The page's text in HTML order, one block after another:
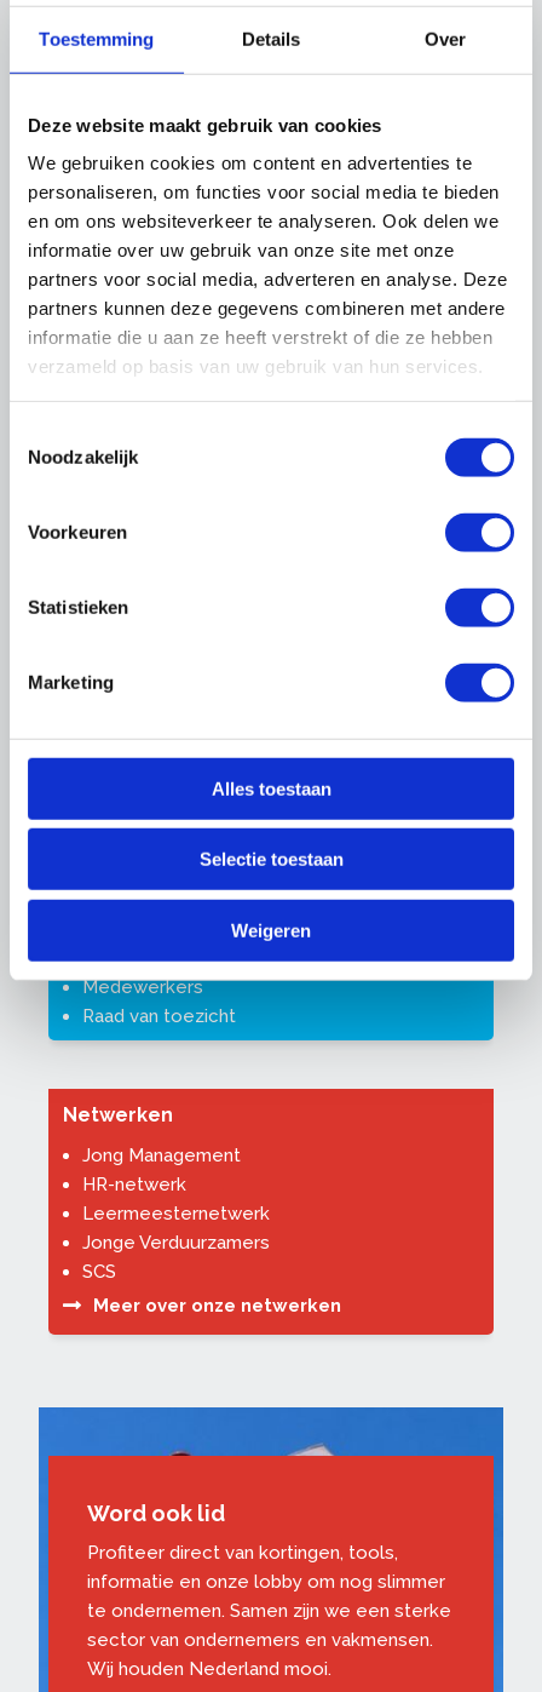
Toestemming Details Over
Deze website maakt gebruik van cookies
We gebruiken cookies om content en advertenties te
personaliseren, om functies voor social media te bieden
en om ons websiteverkeer te analyseren. Ook delen we
informatie over uw gebruik van onze site met onze
partners voor social media, adverteren en analyse. Deze
partners kunnen deze gegevens combineren met andere
informatie die u aan ze heeft verstrekt of die ze hebben
verzameld op basis van uw gebruik van hun services.
Noodzakelijk
Voorkeuren
Statistieken
Marketing
Alles toestaan
Selectie toestaan
Weigeren
Jeroen van Dorp
Projecten, Partners en Industrieel
06-208 34 871
j.vandorp@onderhoudnl.nl
Ook Industrieel Partner worden?
Industrieel
Glas
Schilders
Meer over onze sectoren
Meer over onze organisatie
Commissies
Medewerkers
Raad van toezicht
Netwerken
Jong Management
HR-netwerk
Leermeesternetwerk
Jonge Verduurzamers
SCS
Meer over onze netwerken
Word ook lid
Profiteer direct van kortingen, tools,
informatie en onze lobby om nog slimmer
te ondernemen. Samen zijn we een sterke
sector van ondernemers en vakmensen.
Wij houden Nederland mooi.